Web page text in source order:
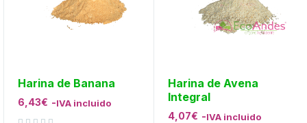
Harina de Banana
6,43€ -IVA incluido
Harina de Avena
Integral
4,07€ -IVA incluido